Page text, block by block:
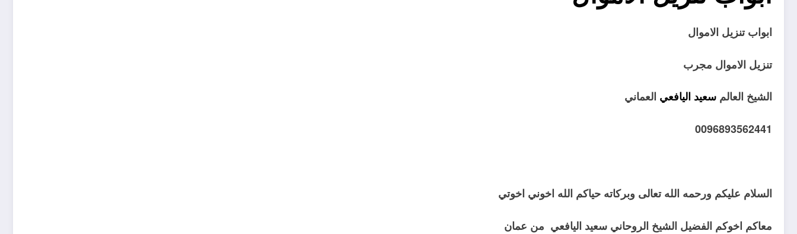
ابواب تنزيل الاموال
تنزيل الاموال مجرب
الشيخ العالم سعيد اليافعي العماني
0096893562441
السلام عليكم ورحمه الله تعالى وبركاته حياكم الله اخوني اخوتي
معاكم اخوكم الفضيل الشيخ الروحاني سعيد اليافعي من عمان